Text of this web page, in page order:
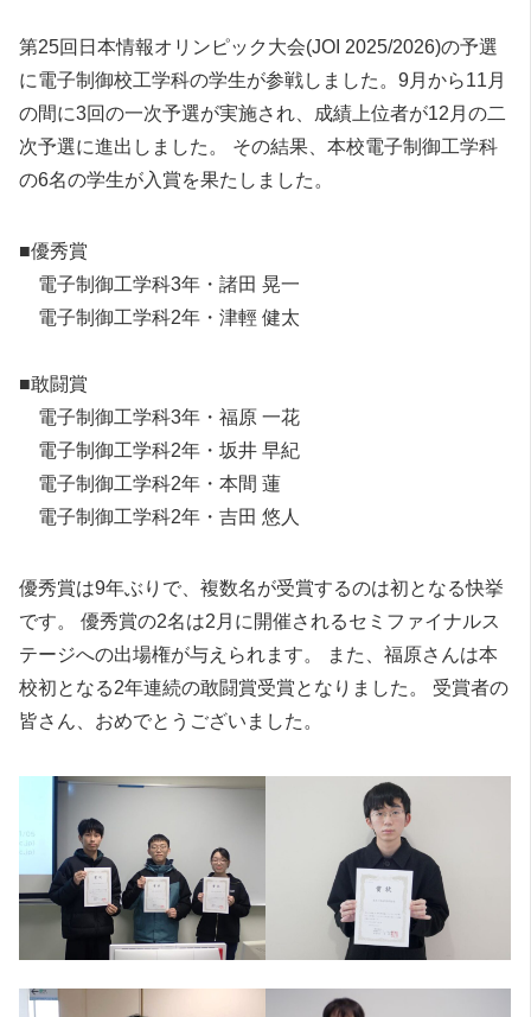
第25回日本情報オリンピック大会(JOI 2025/2026)の予選
に電子制御校工学科の学生が参戦しました。9月から11月
の間に3回の一次予選が実施され、成績上位者が12月の二
次予選に進出しました。 その結果、本校電子制御工学科
の6名の学生が入賞を果たしました。
■優秀賞
電子制御工学科3年・諸田 晃一
電子制御工学科2年・津輕 健太
■敢闘賞
電子制御工学科3年・福原 一花
電子制御工学科2年・坂井 早紀
電子制御工学科2年・本間 蓮
電子制御工学科2年・吉田 悠人
優秀賞は9年ぶりで、複数名が受賞するのは初となる快挙
です。 優秀賞の2名は2月に開催されるセミファイナルス
テージへの出場権が与えられます。 また、福原さんは本
校初となる2年連続の敢闘賞受賞となりました。 受賞者の
皆さん、おめでとうございました。